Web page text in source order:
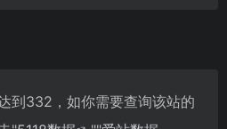
到332，如你需要查询该站的